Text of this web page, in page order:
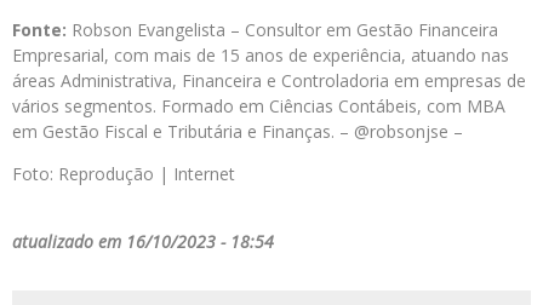
Fonte: Robson Evangelista – Consultor em Gestão Financeira
Empresarial, com mais de 15 anos de experiência, atuando nas
áreas Administrativa, Financeira e Controladoria em empresas de
vários segmentos. Formado em Ciências Contábeis, com MBA
em Gestão Fiscal e Tributária e Finanças. – @robsonjse –
Foto: Reprodução | Internet
atualizado em 16/10/2023 - 18:54